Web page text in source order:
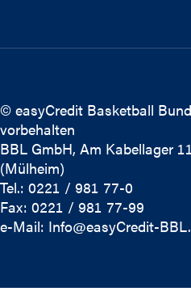
© easyCredit Basketball
vorbehalten
BBL GmbH, Am Kabellager
(Mülheim)
Tel.: 0221 / 981 77-0
Fax: 0221 / 981 77-99
e-Mail: Info@easyCredit-